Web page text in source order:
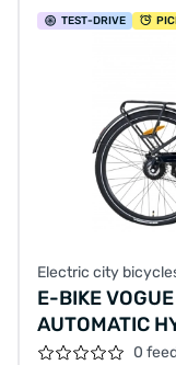
TEST-DRIVE
Electric city
E-BIKE
AUTOMATIC
540WH
0